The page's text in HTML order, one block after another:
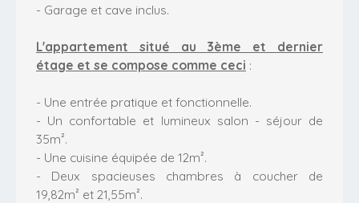
- Garage et cave inclus.
L'appartement situé au 3ème et dernier
étage et se compose comme ceci :
- Une entrée pratique et fonctionnelle.
- Un confortable et lumineux salon - séjour de
35m².
- Une cuisine équipée de 12m².
- Deux spacieuses chambres à coucher de
19,82m² et 21,55m².